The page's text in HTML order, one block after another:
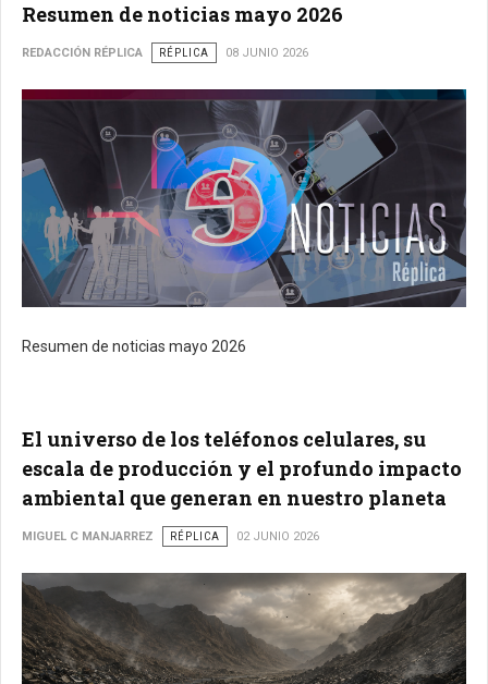
Resumen de noticias mayo 2026
REDACCIÓN RÉPLICA RÉPLICA 08 JUNIO 2026
Resumen de noticias mayo 2026
El universo de los teléfonos celulares, su
escala de producción y el profundo impacto
ambiental que generan en nuestro planeta
MIGUEL C MANJARREZ RÉPLICA 02 JUNIO 2026